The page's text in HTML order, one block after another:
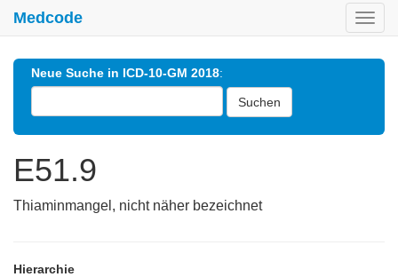
Medcode
Neue Suche in ICD-10-GM 2018:
Suchen
E51.9
Thiaminmangel, nicht näher bezeichnet
Hierarchie